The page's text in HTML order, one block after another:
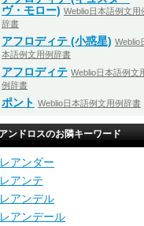
ヴ・モロー) Weblio日本語例文用
辞書
アフロディテ (小惑星) Weblio
本語例文用例辞書
アフロディテ Weblio日本語例文
例辞書
ポント Weblio日本語例文用例辞書
ンドロスのお隣キーワード
レアンダー
レアンテ
レアンデル
レアンデール